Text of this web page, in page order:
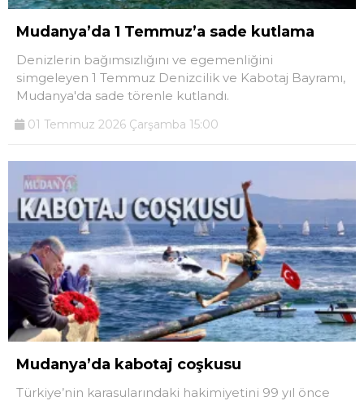
Mudanya’da 1 Temmuz’a sade kutlama
Denizlerin bağımsızlığını ve egemenliğini
simgeleyen 1 Temmuz Denizcilik ve Kabotaj Bayramı,
Mudanya'da sade törenle kutlandı.
01 Temmuz 2026 Çarşamba 15:00
Mudanya’da kabotaj coşkusu
Türkiye’nin karasularındaki hakimiyetini 99 yıl önce